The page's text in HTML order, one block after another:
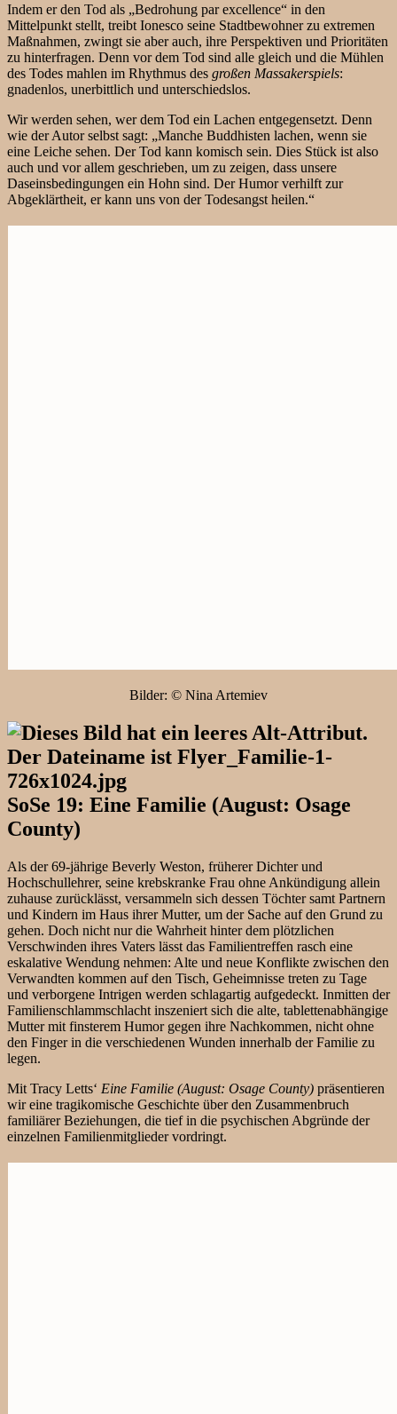
Indem er den Tod als „Bedrohung par excellence“ in den
Mittelpunkt stellt, treibt Ionesco seine Stadtbewohner zu extremen
Maßnahmen, zwingt sie aber auch, ihre Perspektiven und Prioritäten
zu hinterfragen. Denn vor dem Tod sind alle gleich und die Mühlen
des Todes mahlen im Rhythmus des großen Massakerspiels:
gnadenlos, unerbittlich und unterschiedslos.
Wir werden sehen, wer dem Tod ein Lachen entgegensetzt. Denn
wie der Autor selbst sagt: „Manche Buddhisten lachen, wenn sie
eine Leiche sehen. Der Tod kann komisch sein. Dies Stück ist also
auch und vor allem geschrieben, um zu zeigen, dass unsere
Daseinsbedingungen ein Hohn sind. Der Humor verhilft zur
Abgeklärtheit, er kann uns von der Todesangst heilen.“
Bilder: © Nina Artemiev
SoSe 19: Eine Familie (August: Osage
County)
Als der 69-jährige Beverly Weston, früherer Dichter und
Hochschullehrer, seine krebskranke Frau ohne Ankündigung allein
zuhause zurücklässt, versammeln sich dessen Töchter samt Partnern
und Kindern im Haus ihrer Mutter, um der Sache auf den Grund zu
gehen. Doch nicht nur die Wahrheit hinter dem plötzlichen
Verschwinden ihres Vaters lässt das Familientreffen rasch eine
eskalative Wendung nehmen: Alte und neue Konflikte zwischen den
Verwandten kommen auf den Tisch, Geheimnisse treten zu Tage
und verborgene Intrigen werden schlagartig aufgedeckt. Inmitten der
Familienschlammschlacht inszeniert sich die alte, tablettenabhängige
Mutter mit finsterem Humor gegen ihre Nachkommen, nicht ohne
den Finger in die verschiedenen Wunden innerhalb der Familie zu
legen.
Mit Tracy Letts‘ Eine Familie (August: Osage County) präsentieren
wir eine tragikomische Geschichte über den Zusammenbruch
familiärer Beziehungen, die tief in die psychischen Abgründe der
einzelnen Familienmitglieder vordringt.